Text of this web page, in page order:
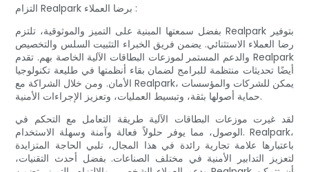
التزام Realpark برضا العملاء :
بفضل سمعتها المبنية على التميز والموثوقية، تلتزم Realpark بتوفير
رضا العملاء الاستثنائي. يضمن فريق الخبراء التثبيت السلس والتخصيص
والدعم المستمر لموزعات البطاقات الآلية الخاصة بهم. تقدم Realpark
أيضًا تحديثات منتظمة للبرامج لضمان بقاء أنظمتها في طليعة تكنولوجيا
الأمان. ومن خلال الشراكة مع Realpark، يمكن للشركات والمؤسسات
حماية أصولها بثقة، وتبسيط العمليات، وتعزيز الإجراءات الأمنية.
لقد غيرت موزعات البطاقات الآلية طريقة التعامل مع التحكم في
الوصول، مما يوفر حلولاً فعالة وآمنة وسهلة الاستخدام. Realpark،
باعتبارها علامة تجارية رائدة في هذا المجال، تلبي الحاجة المتزايدة
لتعزيز التدابير الأمنية في مختلف الصناعات. بفضل أحدث التقنيات،